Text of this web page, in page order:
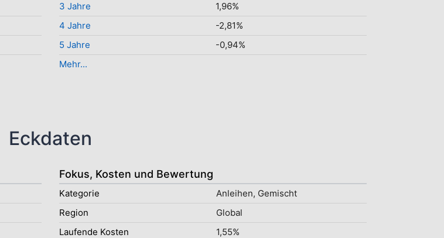
3 Jahre
1,96%
4 Jahre
-2,81%
5 Jahre
-0,94%
Mehr...
Eckdaten
Fokus, Kosten und Bewertung
Kategorie
Anleihen, Gemischt
Region
Global
Laufende Kosten
1,55%